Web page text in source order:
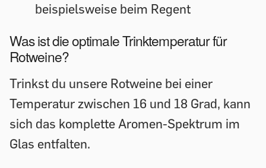
beispielsweise beim Regent
Was ist die optimale Trinktemperatur für
Rotweine?
Trinkst du unsere Rotweine bei einer
Temperatur zwischen 16 und 18 Grad, kann
sich das komplette Aromen-Spektrum im
Glas entfalten.